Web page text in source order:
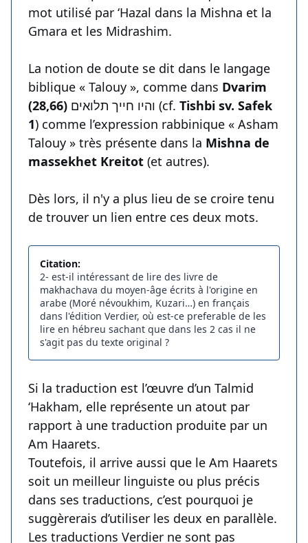
mot utilisé par ‘Hazal dans la Mishna et la
Gmara et les Midrashim.
La notion de doute se dit dans le langage
biblique « Talouy », comme dans Dvarim
(28,66)
והיו חייך תלואים (cf. Tishbi sv. Safek
1) comme l’expression rabbinique « Asham
Talouy » très présente dans la Mishna de
massekhet Kreitot (et autres).
Dès lors, il n'y a plus lieu de se croire tenu
de trouver un lien entre ces deux mots.
Citation:
2- est-il intéressant de lire des livre de
makhachava du moyen-âge écrits à l'origine en
arabe (Moré névoukhim, Kuzari…) en français
dans l'édition Verdier, où est-ce preferable de les
lire en hébreu sachant que dans les 2 cas il ne
s'agit pas du texte original ?
Si la traduction est l’œuvre d’un Talmid
‘Hakham, elle représente un atout par
rapport à une traduction produite par un
Am Haarets.
Toutefois, il arrive aussi que le Am Haarets
soit un meilleur linguiste ou plus précis
dans ses traductions, c’est pourquoi je
suggèrerais d’utiliser les deux en parallèle.
Les traductions Verdier ne sont pas